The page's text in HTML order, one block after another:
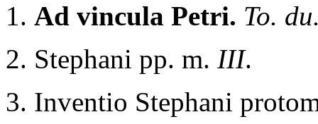
1. Ad vincula Petri. To.
2. Stephani pp. m. III.
3. Inventio Stephani